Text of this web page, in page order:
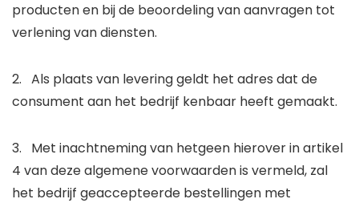
producten en bij de beoordeling van aanvragen tot
verlening van diensten.
2. Als plaats van levering geldt het adres dat de
consument aan het bedrijf kenbaar heeft gemaakt.
3. Met inachtneming van hetgeen hierover in artikel
4 van deze algemene voorwaarden is vermeld, zal
het bedrijf geaccepteerde bestellingen met